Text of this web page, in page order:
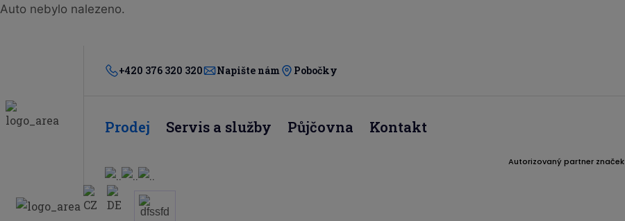
Auto nebylo nalezeno.
+420 376 320 320 Napište nám Pobočky
Prodej Servis a služby Půjčovna Kontakt
Autorizovaný partner značek